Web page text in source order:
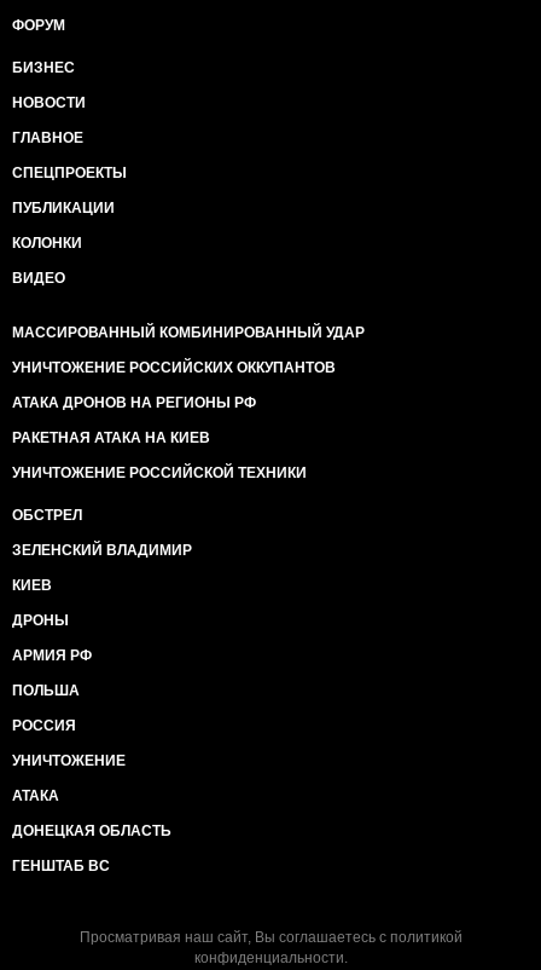
ФОРУМ
БИЗНЕС
НОВОСТИ
ГЛАВНОЕ
СПЕЦПРОЕКТЫ
ПУБЛИКАЦИИ
КОЛОНКИ
ВИДЕО
МАССИРОВАННЫЙ КОМБИНИРОВАННЫЙ УДАР
УНИЧТОЖЕНИЕ РОССИЙСКИХ ОККУПАНТОВ
АТАКА ДРОНОВ НА РЕГИОНЫ РФ
РАКЕТНАЯ АТАКА НА КИЕВ
УНИЧТОЖЕНИЕ РОССИЙСКОЙ ТЕХНИКИ
ОБСТРЕЛ
ЗЕЛЕНСКИЙ ВЛАДИМИР
КИЕВ
ДРОНЫ
АРМИЯ РФ
ПОЛЬША
РОССИЯ
УНИЧТОЖЕНИЕ
АТАКА
ДОНЕЦКАЯ ОБЛАСТЬ
ГЕНШТАБ ВС
Просматривая наш сайт, Вы соглашаетесь с политикой
конфиденциальности.